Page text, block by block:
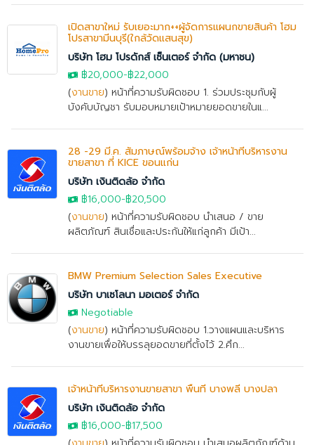
เปิดสาขาใหม่ รับเยอะมาก++ผู้จัดการแผนกขายสินค้า โฮม
โปรสาขามีนบุรี(ใกล้วัดแสนสุข)
บริษัท โฮม โปรดักส์ เซ็นเตอร์ จำกัด (มหาชน)
฿20,000-฿22,000
(งานขาย) หน้าที่ความรับผิดชอบ 1. ร่วมประชุมกับผู้
บังคับบัญชา รับมอบหมายเป้าหมายยอดขายในแ...
28 -29 มี.ค. สัมภาษณ์พร้อมจ้าง เจ้าหน้าที่บริหารงาน
ขายสาขา ที่ KICE ขอนแก่น
บริษัท เงินติดล้อ จำกัด
฿16,000-฿20,500
(งานขาย) หน้าที่ความรับผิดชอบ นำเสนอ / ขาย
ผลิตภัณฑ์ สินเชื่อและประกันให้แก่ลูกค้า มีเป้า...
BMW Premium Selection Sales Executive
บริษัท บาเซโลนา มอเตอร์ จำกัด
Negotiable
(งานขาย) หน้าที่ความรับผิดชอบ 1.วางแผนและบริหาร
งานขายเพื่อให้บรรลุยอดขายที่ตั้งไว้ 2.ศึก...
เจ้าหน้าที่บริหารงานขายสาขา พื้นที่ บางพลี บางปลา
บริษัท เงินติดล้อ จำกัด
฿16,000-฿17,500